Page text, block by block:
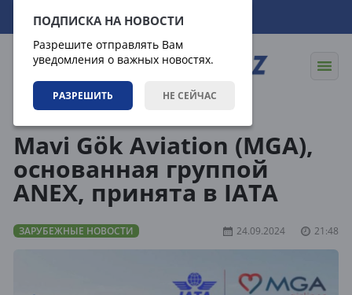
ПОДПИСКА НА НОВОСТИ
Разрешите отправлять Вам
уведомления о важных новостях.
РАЗРЕШИТЬ НЕ СЕЙЧАС
09.08.2026 14:03:14
Mavi Gök Aviation (MGA),
основанная группой
ANEX, принята в IATA
ЗАРУБЕЖНЫЕ НОВОСТИ 24.09.2024 21:48